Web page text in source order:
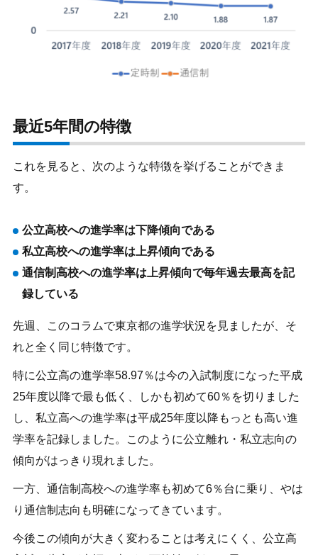
最近5年間の特徴
これを見ると、次のような特徴を挙げることができま
す。
公立高校への進学率は下降傾向である
私立高校への進学率は上昇傾向である
通信制高校への進学率は上昇傾向で毎年過去最高を記
録している
先週、このコラムで東京都の進学状況を見ましたが、そ
れと全く同じ特徴です。
特に公立高の進学率58.97％は今の入試制度になった平成
25年度以降で最も低く、しかも初めて60％を切りました
し、私立高への進学率は平成25年度以降もっとも高い進
学率を記録しました。このように公立離れ・私立志向の
傾向がはっきり現れました。
一方、通信制高校への進学率も初めて6％台に乗り、やは
り通信制志向も明確になってきています。
今後この傾向が大きく変わることは考えにくく、公立高